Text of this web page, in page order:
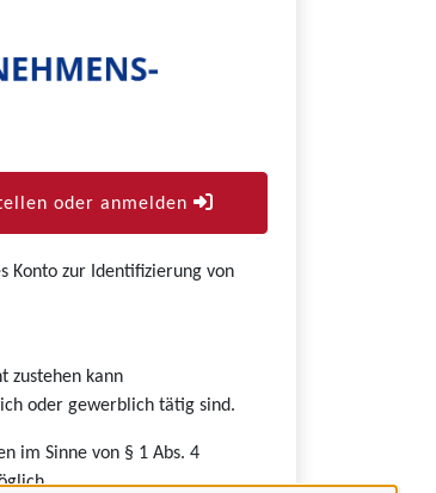
oder anmelden
Konto zur Identifizierung von
zustehen kann
oder gewerblich tätig sind.
im Sinne von § 1 Abs. 4